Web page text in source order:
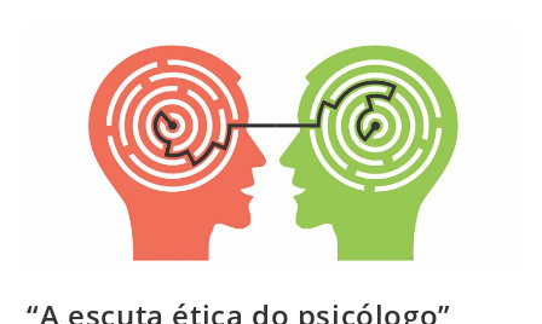
“A escuta ética do psicólogo”